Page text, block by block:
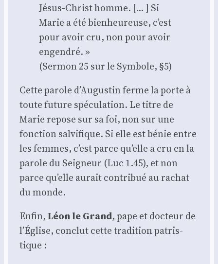
Jésus-Christ homme. [… ] Si
Marie a été bien­heu­reuse, c’est
pour avoir cru, non pour avoir
engen­dré. »
(Ser­mon 25 sur le Sym­bole, §5)
Cette parole d’Augustin ferme la porte à
toute future spé­cu­la­tion. Le titre de
Marie repose sur sa foi, non sur une
fonc­tion sal­vi­fique. Si elle est bénie entre
les femmes, c’est parce qu’elle a cru en la
parole du Sei­gneur (Luc 1.45), et non
parce qu’elle aurait contri­bué au rachat
du monde.
Enfin,Léon le Grand, pape et doc­teur de
l’Église, conclut cette tra­di­tion patris­
tique :